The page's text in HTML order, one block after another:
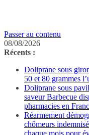
Passer au contenu
08/08/2026
Récents :
Doliprane sous
50 et 80 grammes
Doliprane sous
saveur Barbecue
pharmacies en
Réarmement
chômeurs
chaque mois pour